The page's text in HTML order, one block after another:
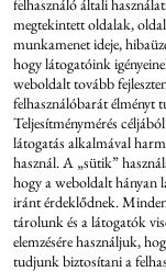
felhasználó általi
megtekintett oldalak,
munkamenet ideje,
hogy látogatóink
weboldalt tovább
felhasználóbarát élményt
Teljesítménymérés
látogatás alkalmával
használ. A „sütik”
hogy a weboldalt hányan
iránt érdeklődnek.
tárolunk és a látogatók
elemzésére használjuk,
tudjunk biztosítani a